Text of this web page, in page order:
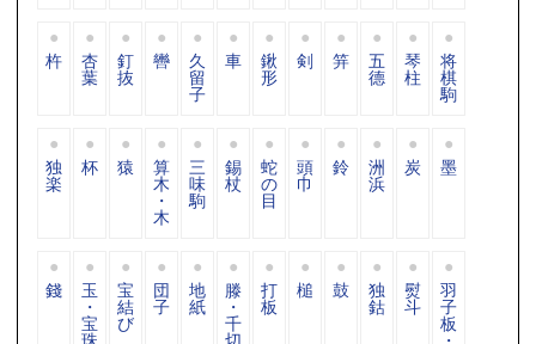
杵 杏
葉
釘
抜
轡 久
留
子
車 鍬
形
剣 笄 五
德
琴
柱
将
棋
駒
独
楽
杯 猿 算
木
・
木
三
味
駒
錫
杖
蛇
の
目
頭
巾
鈴 洲
浜
炭 墨
錢 玉
・
宝
珠
宝
結
び
団
子
地
紙
滕
・
千
切
打
板
槌 鼓 独
鈷
熨
斗
羽
子
板
・